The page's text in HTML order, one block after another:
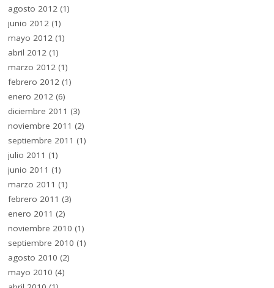
agosto 2012 (1)
junio 2012 (1)
mayo 2012 (1)
abril 2012 (1)
marzo 2012 (1)
febrero 2012 (1)
enero 2012 (6)
diciembre 2011 (3)
noviembre 2011 (2)
septiembre 2011 (1)
julio 2011 (1)
junio 2011 (1)
marzo 2011 (1)
febrero 2011 (3)
enero 2011 (2)
noviembre 2010 (1)
septiembre 2010 (1)
agosto 2010 (2)
mayo 2010 (4)